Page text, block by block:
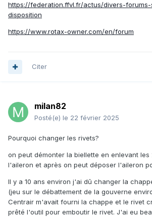
https://federation.ffvl.fr/actus/divers-
disposition
https://www.rotax-owner.com/en/forum
Citer
milan82
Posté(e) le 22 février 2025
Pourquoi changer les rivets?
on peut démonter la biellette en enlevant
l'aileron et après on peut déposer l'aileron
Il y a 10 ans environ j'ai dû changer la
(jeu sur le débattement de la gouverne
Centrair m'avait fourni la chappe et le rivet
prêté l'outil pour emboutir le rivet. J'ai eu